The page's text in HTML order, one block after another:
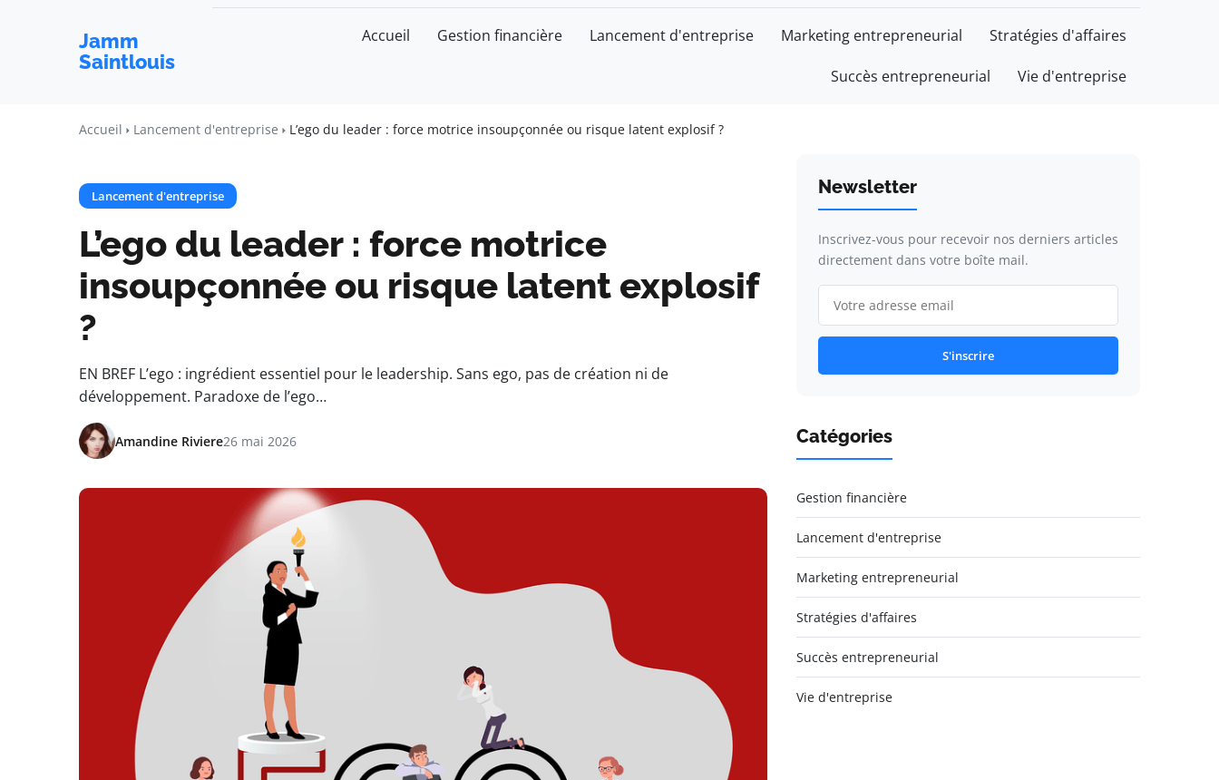
Jamm
Saintlouis
Accueil Gestion financière Lancement d'entreprise Marketing entrepreneurial Stratégies d'affaires
Succès entrepreneurial Vie d'entreprise
Accueil Lancement d'entreprise L’ego du leader : force motrice insoupçonnée ou risque latent explosif ?
Lancement d'entreprise
L’ego du leader : force motrice
insoupçonnée ou risque latent explosif
?
EN BREF L’ego : ingrédient essentiel pour le leadership. Sans ego, pas de création ni de
développement. Paradoxe de l’ego…
Amandine Riviere26 mai 2026
Newsletter
Inscrivez-vous pour recevoir nos derniers articles
directement dans votre boîte mail.
S'inscrire
Catégories
Gestion financière
Lancement d'entreprise
Marketing entrepreneurial
Stratégies d'affaires
Succès entrepreneurial
Vie d'entreprise